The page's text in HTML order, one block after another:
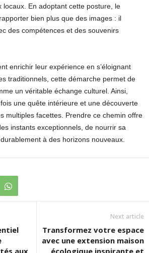
locaux. En adoptant cette posture, le
bien plus que des images : il
des compétences et des souvenirs
enrichir leur expérience en s’éloignant
traditionnels, cette démarche permet de
un véritable échange culturel. Ainsi,
une quête intérieure et une découverte
multiples facettes. Prendre ce chemin offre
instants exceptionnels, de nourrir sa
à des horizons nouveaux.
Next article
Transformez votre espace
avec une extension maison